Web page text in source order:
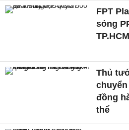
FPT
sóng
TP.HCM
Thủ
đồng
thể